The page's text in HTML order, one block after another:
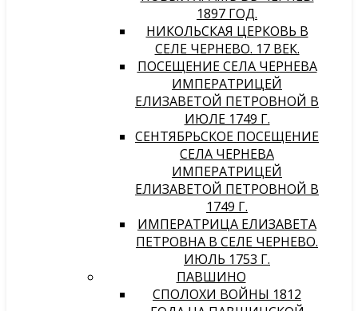
1897 ГОД.
НИКОЛЬСКАЯ ЦЕРКОВЬ В
СЕЛЕ ЧЕРНЕВО. 17 ВЕК.
ПОСЕЩЕНИЕ СЕЛА ЧЕРНЕВА
ИМПЕРАТРИЦЕЙ
ЕЛИЗАВЕТОЙ ПЕТРОВНОЙ В
ИЮЛЕ 1749 Г.
СЕНТЯБРЬСКОЕ ПОСЕЩЕНИЕ
СЕЛА ЧЕРНЕВА
ИМПЕРАТРИЦЕЙ
ЕЛИЗАВЕТОЙ ПЕТРОВНОЙ В
1749 Г.
ИМПЕРАТРИЦА ЕЛИЗАВЕТА
ПЕТРОВНА В СЕЛЕ ЧЕРНЕВО.
ИЮЛЬ 1753 Г.
ПАВШИНО
СПОЛОХИ ВОЙНЫ 1812